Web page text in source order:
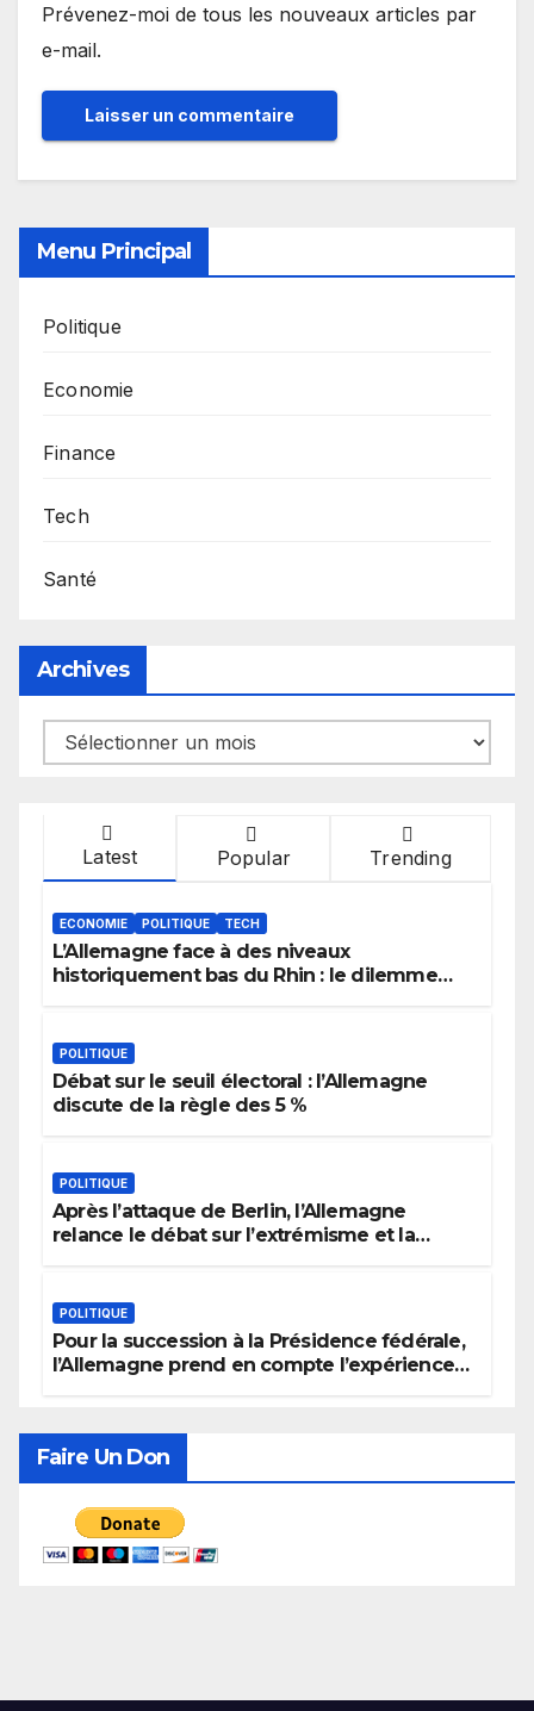
Prévenez-moi de tous les nouveaux articles par
e-mail.
Menu Principal
Politique
Economie
Finance
Tech
Santé
Archives
Archives
Latest Popular Trending
ECONOMIE POLITIQUE TECH
L’Allemagne face à des niveaux
historiquement bas du Rhin : le dilemme
POLITIQUE
Débat sur le seuil électoral : l’Allemagne
discute de la règle des 5 %
POLITIQUE
Après l’attaque de Berlin, l’Allemagne
relance le débat sur l’extrémisme et la
POLITIQUE
Pour la succession à la Présidence fédérale,
l’Allemagne prend en compte l’expérience
Faire Un Don